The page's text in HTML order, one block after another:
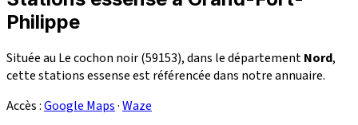
Philippe
Située au Le cochon noir (59153), dans le départementNord,
cette stations essense est référencée dans notre annuaire.
Accès :Google Maps·Waze